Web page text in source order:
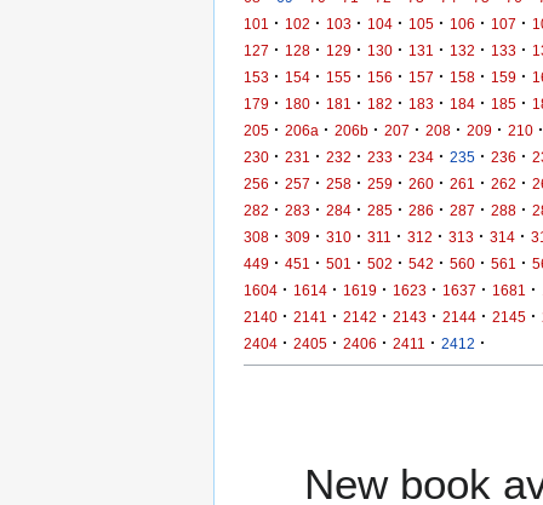
101
· 102 · 103 · 104 · 105 · 106 · 107 ·
127 · 128 · 129 · 130 · 131 · 132 · 133 ·
153 · 154 · 155 · 156 · 157 · 158 · 159 ·
179 · 180 · 181 · 182 · 183 · 184 · 185 ·
205 · 206a · 206b · 207 · 208 · 209 · 210 ·
230 · 231 · 232 · 233 · 234 · 235 · 236 ·
256 · 257 · 258 · 259 · 260 · 261 · 262 ·
282 · 283 · 284 · 285 · 286 · 287 · 288 ·
308 · 309 · 310 · 311 · 312 · 313 · 314 ·
449 · 451 · 501 · 502 · 542 · 560 · 561 ·
1604 · 1614 · 1619 · 1623 · 1637 · 1681 ·
2140 · 2141 · 2142 · 2143 · 2144 · 2145 ·
2404 · 2405 · 2406 · 2411 · 2412 ·
New book